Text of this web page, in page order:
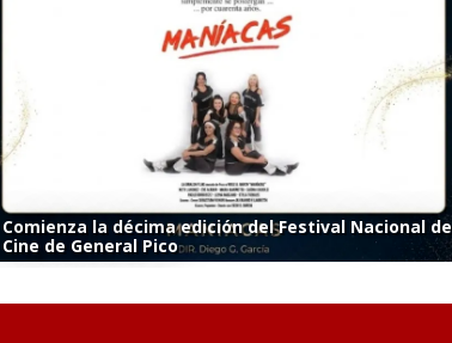
Comienza la décima edición del Festival Nacional de
Cine de General Pico